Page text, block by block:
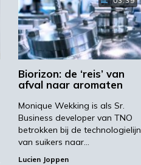
Biorizon: de ‘reis’ van
afval naar aromaten
Monique Wekking is als Sr.
Business developer van TNO
betrokken bij de technologielijn
van suikers naar…
Lucien Joppen